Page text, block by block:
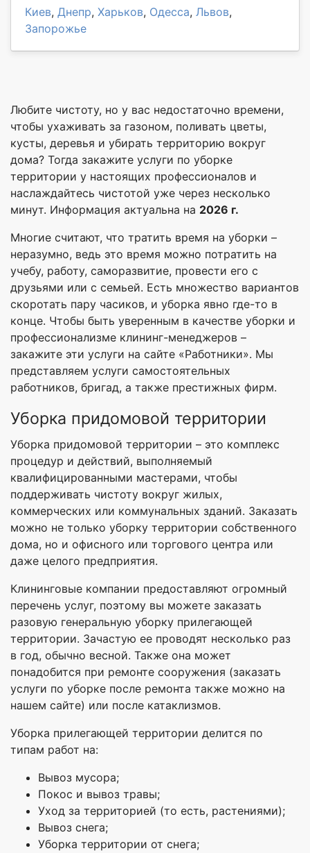
Киев, Днепр, Харьков, Одесса, Львов,
Запорожье
Любите чистоту, но у вас недостаточно времени,
чтобы ухаживать за газоном, поливать цветы,
кусты, деревья и убирать территорию вокруг
дома? Тогда закажите услуги по уборке
территории у настоящих профессионалов и
наслаждайтесь чистотой уже через несколько
минут. Информация актуальна на 2026 г.
Многие считают, что тратить время на уборки –
неразумно, ведь это время можно потратить на
учебу, работу, саморазвитие, провести его с
друзьями или с семьей. Есть множество вариантов
скоротать пару часиков, и уборка явно где-то в
конце. Чтобы быть уверенным в качестве уборки и
профессионализме клининг-менеджеров –
закажите эти услуги на сайте «Работники». Мы
представляем услуги самостоятельных
работников, бригад, а также престижных фирм.
Уборка придомовой территории
Уборка придомовой территории – это комплекс
процедур и действий, выполняемый
квалифицированными мастерами, чтобы
поддерживать чистоту вокруг жилых,
коммерческих или коммунальных зданий. Заказать
можно не только уборку территории собственного
дома, но и офисного или торгового центра или
даже целого предприятия.
Клининговые компании предоставляют огромный
перечень услуг, поэтому вы можете заказать
разовую генеральную уборку прилегающей
территории. Зачастую ее проводят несколько раз
в год, обычно весной. Также она может
понадобится при ремонте сооружения (заказать
услуги по уборке после ремонта также можно на
нашем сайте) или после катаклизмов.
Уборка прилегающей территории делится по
типам работ на:
Вывоз мусора;
Покос и вывоз травы;
Уход за территорией (то есть, растениями);
Вывоз снега;
Уборка территории от снега;